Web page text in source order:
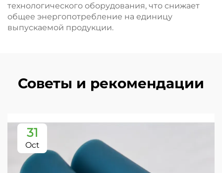
технологического оборудования, что снижает
общее энергопотребление на единицу
выпускаемой продукции.
Советы и рекомендации
31
Oct